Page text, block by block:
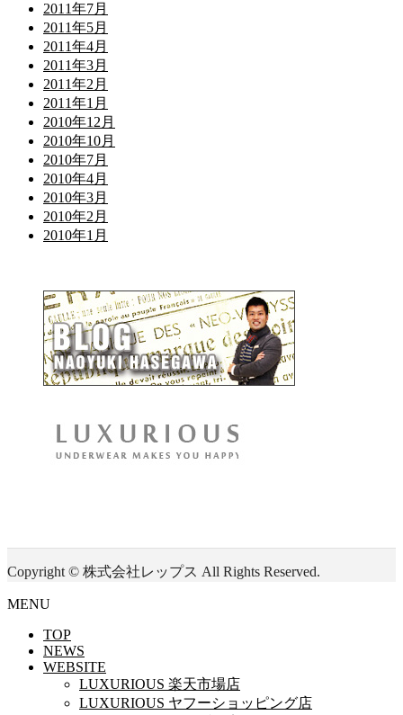
2011年7月
2011年5月
2011年4月
2011年3月
2011年2月
2011年1月
2010年12月
2010年10月
2010年7月
2010年4月
2010年3月
2010年2月
2010年1月
Copyright © 株式会社レップス All Rights Reserved.
MENU
TOP
NEWS
WEBSITE
LUXURIOUS 楽天市場店
LUXURIOUS ヤフーショッピング店